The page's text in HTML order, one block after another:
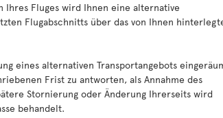
Fluges wird Ihnen eine alternative
Flugabschnitts über das von Ihnen
eines alternativen Transportangebots
Frist zu antworten, als Annahme des
Stornierung oder Änderung Ihrerseits wird
behandelt.